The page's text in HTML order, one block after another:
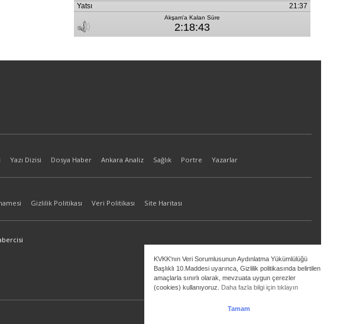
KVKK'nın Veri Sorumlusunun Aydınlatma Yükümlülüğü
Başlıklı 10.Maddesi uyarınca, Gizlilik politikasında belirtilen
amaçlarla sınırlı olarak, mevzuata uygun çerezler
(cookies) kullanıyoruz. Daha fazla bilgi için tıklayın
Tamam
Yazı Dizisi Dosya Haber Ankara Analiz Sağlık Portre Yazarlar
Gizlilik Politikası Veri Politikası Site Haritası